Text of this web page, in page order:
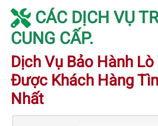
CÁC DỊCH VỤ
CUNG CẤP.
Dịch Vụ Bảo Hành
Được Khách Hàng
Nhất